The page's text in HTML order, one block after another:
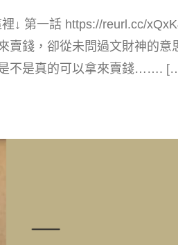
第一話 https://reurl.cc/
賣錢，卻從未問過文財神的
是不是真的可以拿來賣錢…….